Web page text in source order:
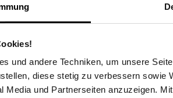
und andere Techniken, um unsere
diese stetig zu verbessern sowie
Media und Partnerseiten anzuzeigen.